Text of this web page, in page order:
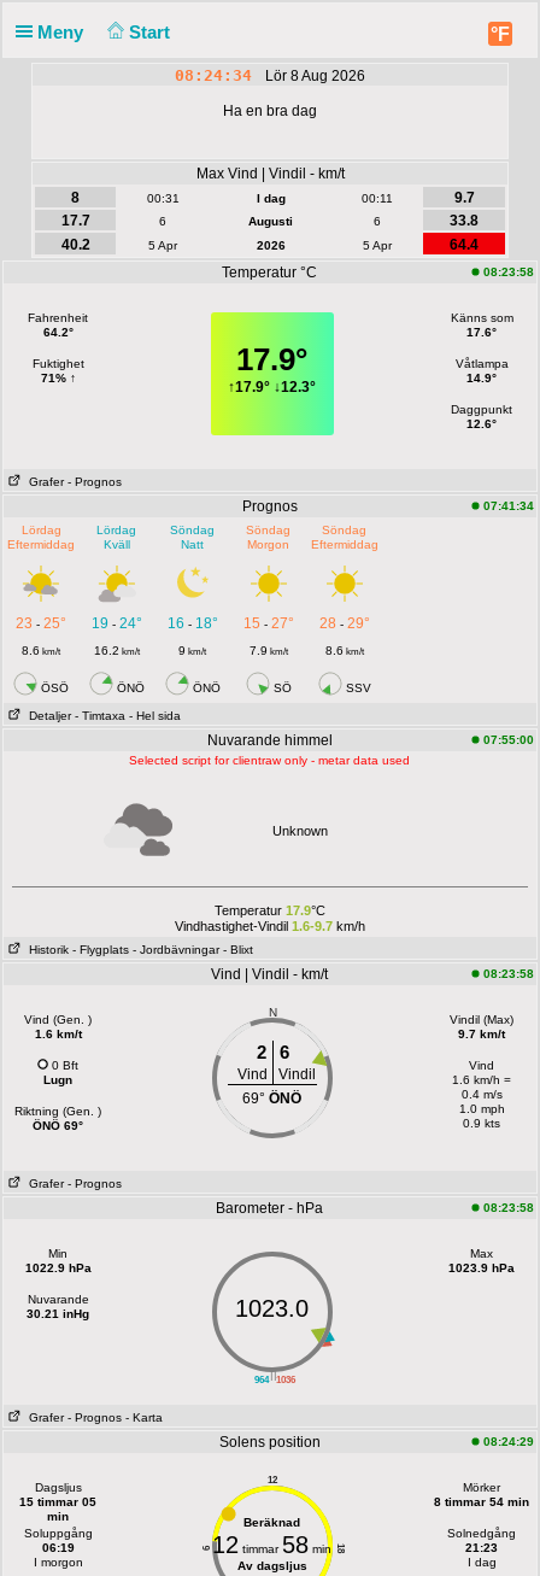
Meny Start °F
08:24:34 Lör 8 Aug 2026
Ha en bra dag
Max Vind | Vindil - km/t
8
00:31 I dag 00:11
9.7
17.7
6 Augusti 6
33.8
40.2
5 Apr 2026 5 Apr
64.4
Temperatur °C
08:23:58
Fahrenheit
64.2°
Fuktighet
71% ↑
17.9°
↑17.9° ↓12.3°
Känns som
17.6°
Våtlampa
14.9°
Daggpunkt
12.6°
Grafer - Prognos
Prognos
07:41:34
Lördag
Eftermiddag
Lördag
Kväll
Söndag
Natt
Söndag
Morgon
Söndag
Eftermiddag
23 -25° 19 - 24° 16 - 18° 15 - 27° 28 - 29°
8.6 km/t 16.2 km/t 9 km/t 7.9 km/t 8.6 km/t
ÖSÖ ÖNÖ ÖNÖ SÖ SSV
Detaljer - Timtaxa - Hel sida
Nuvarande himmel
Selected script for clientraw only - metar data used
07:55:00
Unknown
Temperatur 17.9°C
Vindhastighet-Vindil 1.6-9.7km/h
Historik - Flygplats - Jordbävningar - Blixt
Vind | Vindil - km/t 08:23:58
Vind (Gen. )
1.6 km/t
0 Bft
Lugn
Riktning (Gen. )
ÖNÖ 69°
N
2 6
Vind
Vindil
69°ÖNÖ
Vindil (Max)
9.7 km/t
Vind
1.6 km/h =
0.4 m/s
1.0 mph
0.9 kts
Grafer - Prognos
Barometer - hPa 08:23:58
Min
1022.9 hPa
Nuvarande
30.21 inHg
||
964 1036
1023.0
Max
1023.9 hPa
Grafer - Prognos - Karta
Solens position 08:24:29
Dagsljus
15 timmar 05
min
Soluppgång
06:19
I morgon
12
6 18
Beräknad
12 timmar 58 min
Av dagsljus
Mörker
8 timmar 54 min
Solnedgång
21:23
I dag